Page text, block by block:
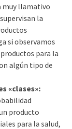
muy llamativo
la
si observamos
para la
algún tipo de
«clases»:
producto
para la salud,